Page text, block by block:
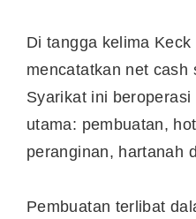
Di tangga kelima
mencatatkan net cash
Syarikat ini
utama: pembuatan,
peranginan, hartanah
Pembuatan terlibat